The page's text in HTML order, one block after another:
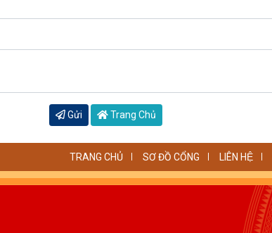
Gửi Trang Chủ
TRANG CHỦ SƠ ĐỒ CỔNG LIÊN HỆ